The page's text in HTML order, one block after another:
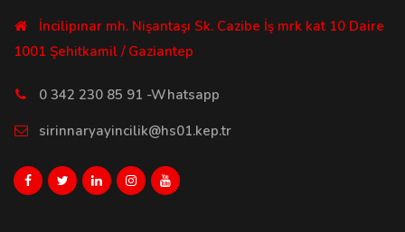
İncilipınar mh. Nişantaşı Sk. Cazibe İş mrk kat 10 Daire
1001 Şehitkamil / Gaziantep
0 342 230 85 91 -Whatsapp
sirinnaryayincilik@hs01.kep.tr